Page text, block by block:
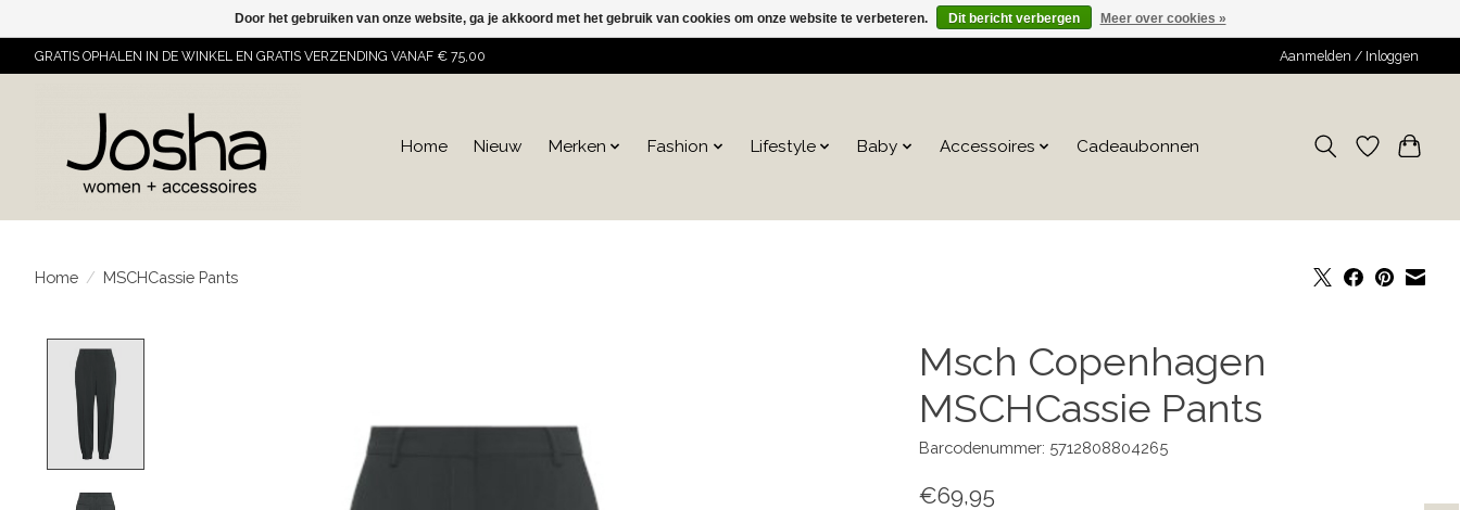
GRATIS OPHALEN IN DE WINKEL EN GRATIS VERZENDING VANAF € 75,00 Aanmelden / Inloggen
Home Nieuw Merken Fashion Lifestyle Baby Accessoires Cadeaubonnen
Home / MSCHCassie Pants
Msch Copenhagen
MSCHCassie Pants
Barcodenummer: 5712808804265
€69,95
Door het gebruiken van onze website, ga je akkoord met het gebruik van cookies om onze website te verbeteren. Dit bericht verbergen Meer over cookies »